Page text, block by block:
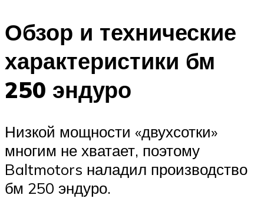
Обзор и технические
характеристики бм
250 эндуро
Низкой мощности «двухсотки»
многим не хватает, поэтому
Baltmotors наладил производство
бм 250 эндуро.